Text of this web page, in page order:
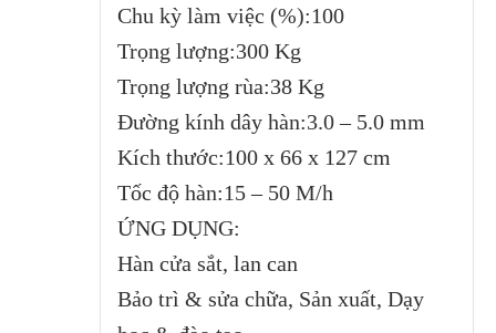
Chu kỳ làm việc (%):100
Trọng lượng:300 Kg
Trọng lượng rùa:38 Kg
Đường kính dây hàn:3.0 – 5.0 mm
Kích thước:100 x 66 x 127 cm
Tốc độ hàn:15 – 50 M/h
ỨNG DỤNG:
Hàn cửa sắt, lan can
Bảo trì & sửa chữa, Sản xuất, Dạy